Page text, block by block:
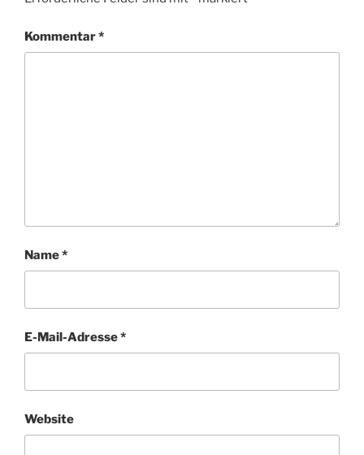
Kommentar*
Name*
E-Mail-Adresse*
Website